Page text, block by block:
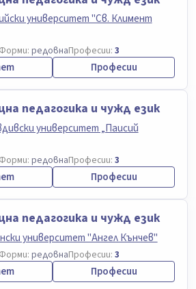
университет "Св. Климент
Форми: редовнаПрофесии: 3
Професии
педагогика и чужд език
университет „Паисий
Форми: редовнаПрофесии: 3
Професии
педагогика и чужд език
университет "Ангел Кънчев"
Форми: редовнаПрофесии: 3
Професии